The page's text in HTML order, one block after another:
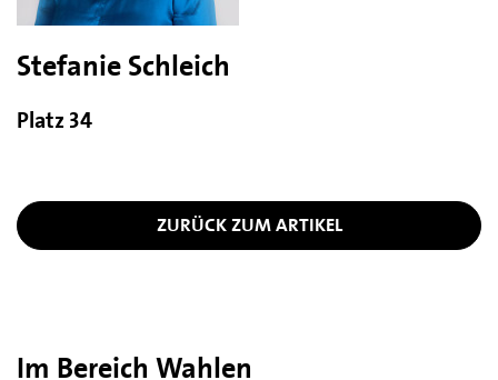
Stefanie Schleich
Platz 34
ZURÜCK ZUM ARTIKEL
Im Bereich Wahlen